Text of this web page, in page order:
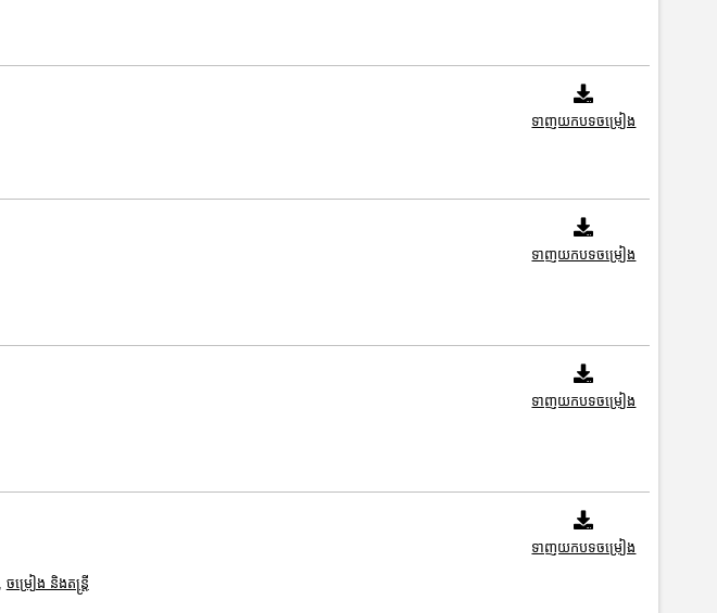
ទាញយកបទចម្រៀង
ទាញយកបទចម្រៀង
ទាញយកបទចម្រៀង
ចម្រៀង និងតន្ត្រី
ទាញយកបទចម្រៀង